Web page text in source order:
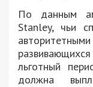
По данным
Stanley, чьи
льготный
должна